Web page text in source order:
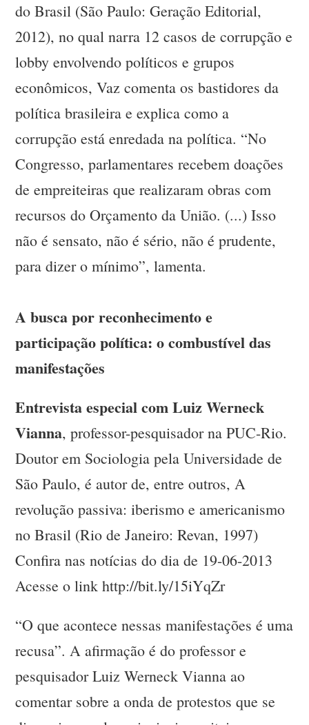
do Brasil (São Paulo: Geração Editorial,
2012), no qual narra 12 casos de corrupção e
lobby envolvendo políticos e grupos
econômicos, Vaz comenta os bastidores da
política brasileira e explica como a
corrupção está enredada na política. “No
Congresso, parlamentares recebem doações
de empreiteiras que realizaram obras com
recursos do Orçamento da União. (...) Isso
não é sensato, não é sério, não é prudente,
para dizer o mínimo”, lamenta.
A busca por reconhecimento e
participação política: o combustível das
manifestações
Entrevista especial com Luiz Werneck
Vianna, professor-pesquisador na PUC-Rio.
Doutor em Sociologia pela Universidade de
São Paulo, é autor de, entre outros, A
revolução passiva: iberismo e americanismo
no Brasil (Rio de Janeiro: Revan, 1997)
Confira nas notícias do dia de 19-06-2013
Acesse o link http://bit.ly/15iYqZr
“O que acontece nessas manifestações é uma
recusa”. A afirmação é do professor e
pesquisador Luiz Werneck Vianna ao
comentar sobre a onda de protestos que se